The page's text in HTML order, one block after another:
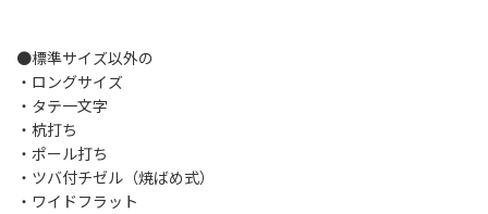
●標準サイズ以外の
・ロングサイズ
・タテ一文字
・杭打ち
・ポール打ち
・ツバ付チゼル（焼ばめ式）
・ワイドフラット